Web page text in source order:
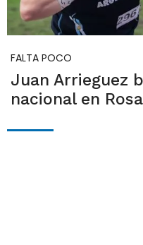
FALTA POCO
Juan Arrieguez
nacional en